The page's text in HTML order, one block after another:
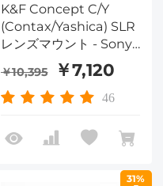
K&F Concept C/Y
(Contax/Yashica) SLR
レンズマウント - Sony
E カメラボディアダプタ
ーリング、マットラッカ
ー、C/YE IV PRO
￥10,395 ￥7,120
46
31%